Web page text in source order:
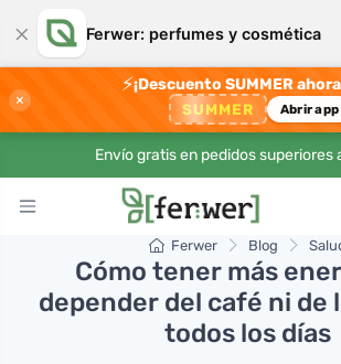
× Ferwer: perfumes y cosmética
×
⚡¡Descuento SUMMER
SUMMER Abrir app
Envío gratis en pedidos superiores
Ferwer Blog
Cómo tener más
depender del café ni de
todos los días